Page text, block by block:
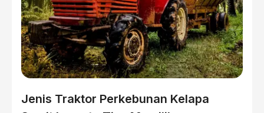
Jenis Traktor Perkebunan Kelapa